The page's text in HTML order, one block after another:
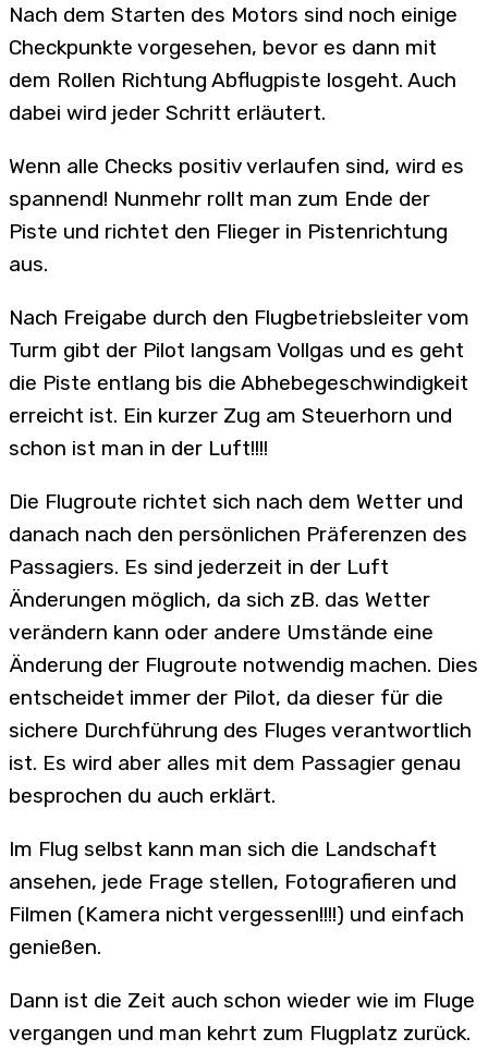
Nach dem Starten des Motors sind noch einige
Checkpunkte vorgesehen, bevor es dann mit
dem Rollen Richtung Abflugpiste losgeht. Auch
dabei wird jeder Schritt erläutert.
Wenn alle Checks positiv verlaufen sind, wird es
spannend! Nunmehr rollt man zum Ende der
Piste und richtet den Flieger in Pistenrichtung
aus.
Nach Freigabe durch den Flugbetriebsleiter vom
Turm gibt der Pilot langsam Vollgas und es geht
die Piste entlang bis die Abhebegeschwindigkeit
erreicht ist. Ein kurzer Zug am Steuerhorn und
schon ist man in der Luft!!!!
Die Flugroute richtet sich nach dem Wetter und
danach nach den persönlichen Präferenzen des
Passagiers. Es sind jederzeit in der Luft
Änderungen möglich, da sich zB. das Wetter
verändern kann oder andere Umstände eine
Änderung der Flugroute notwendig machen. Dies
entscheidet immer der Pilot, da dieser für die
sichere Durchführung des Fluges verantwortlich
ist. Es wird aber alles mit dem Passagier genau
besprochen du auch erklärt.
Im Flug selbst kann man sich die Landschaft
ansehen, jede Frage stellen, Fotografieren und
Filmen (Kamera nicht vergessen!!!!) und einfach
genießen.
Dann ist die Zeit auch schon wieder wie im Fluge
vergangen und man kehrt zum Flugplatz zurück.